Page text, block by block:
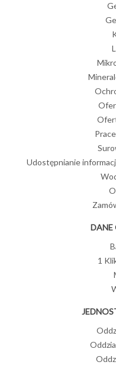
Udostępnianie
DANE
1